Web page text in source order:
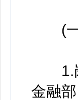
(一)
1.岗
金融